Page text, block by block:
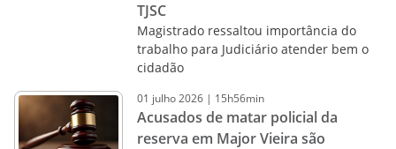
TJSC
Magistrado ressaltou importância do
trabalho para Judiciário atender bem o
cidadão
01 julho2026 | 15h56min
Acusados de matar policial da
reserva em Major Vieira são